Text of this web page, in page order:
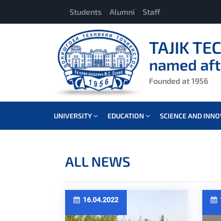
Students Alumni Staff
TAJIK
named
Founded at 1956
UNIVERSITY EDUCATION SCIENCE AND
ALL NEWS
16.04.2022